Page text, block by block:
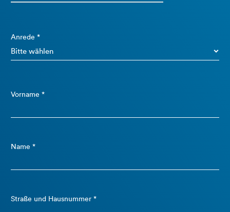
Anrede *
Vorname *
Name *
Straße und Hausnummer *